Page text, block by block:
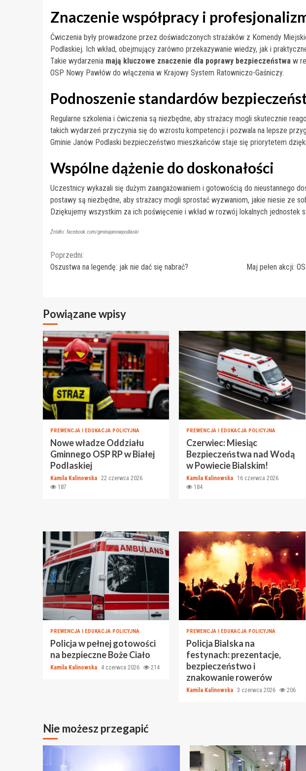
Znaczenie współpracy i
Ćwiczenia były prowadzone przez doświadczonych strażaków z Komendy
Podlaskiej. Ich wkład, obejmujący zarówno przekazywanie wiedzy, jak i
Takie wydarzenia mają kluczowe znaczenie dla poprawy bezpieczeństwa w
OSP Nowy Pawłów do włączenia w Krajowy System Ratowniczo-Gaśniczy.
Podnoszenie standardów
Regularne szkolenia i ćwiczenia są niezbędne, aby strażacy mogli skutecznie
takich wydarzeń przyczynia się do wzrostu kompetencji i pozwala na lepsze
Gminie Janów Podlaski bezpieczeństwo mieszkańców staje się priorytetem
Wspólne dążenie do doskonałości
Uczestnicy wykazali się dużym zaangażowaniem i gotowością do nieustannego
postawy są niezbędne, aby strażacy mogli sprostać wyzwaniom, jakie niesie ze
Dziękujemy wszystkim za ich poświęcenie i wkład w rozwój lokalnych jednostek
Źródło: facebook.com/gminajanowpodlaski
Continue
Poprzedni:
Oszustwa na legendę: jak nie dać się nabrać?
Maj pełen akcji:
Powiązane wpisy
PREWENCJA I EDUKACJA POLICYJNA
Nowe władze Oddziału
Gminnego OSP RP w Białej
Podlaskiej
Kamila Kalinowska 22 czerwca 2026
187
PREWENCJA I EDUKACJA POLICYJNA
Czerwiec: Miesiąc
Bezpieczeństwa nad Wodą
w Powiecie Bialskim!
Kamila Kalinowska
16 czerwca 2026
184
PREWENCJA I EDUKACJA POLICYJNA
Policja w pełnej gotowości
na bezpieczne Boże Ciało
Kamila Kalinowska 4 czerwca 2026 214
PREWENCJA I EDUKACJA POLICYJNA
Policja Bialska na
festynach: prezentacje,
bezpieczeństwo i
znakowanie rowerów
Kamila Kalinowska 3 czerwca 2026 206
Nie możesz przegapić